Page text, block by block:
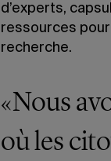
d’experts,
ressources
recherche.
«Nous
où les